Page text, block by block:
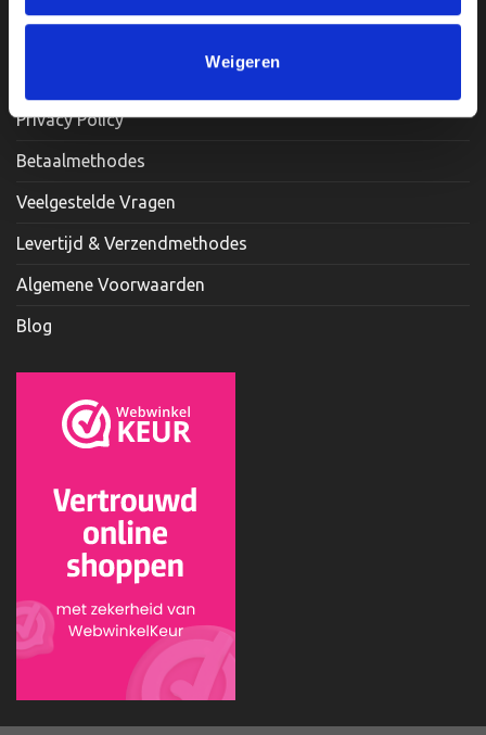
Weigeren
Privacy Policy
Betaalmethodes
Veelgestelde Vragen
Levertijd & Verzendmethodes
Algemene Voorwaarden
Blog